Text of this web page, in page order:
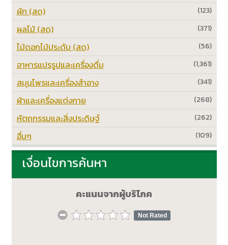
(123)
ผัก (สด)
(371)
ผลไม้ (สด)
(56)
ไม้ดอกไม้ประดับ (สด)
(1,361)
อาหารแปรรูปและเครื่องดื่ม
(341)
สมุนไพรและเครื่องสำอาง
(268)
ผ้าและเครื่องแต่งกาย
(262)
หัตถกรรมและสิ่งประดิษฐ์
(109)
อื่นๆ
เงื่อนไขการค้นหา
คะแนนจากผู้บริโภค
Not Rated